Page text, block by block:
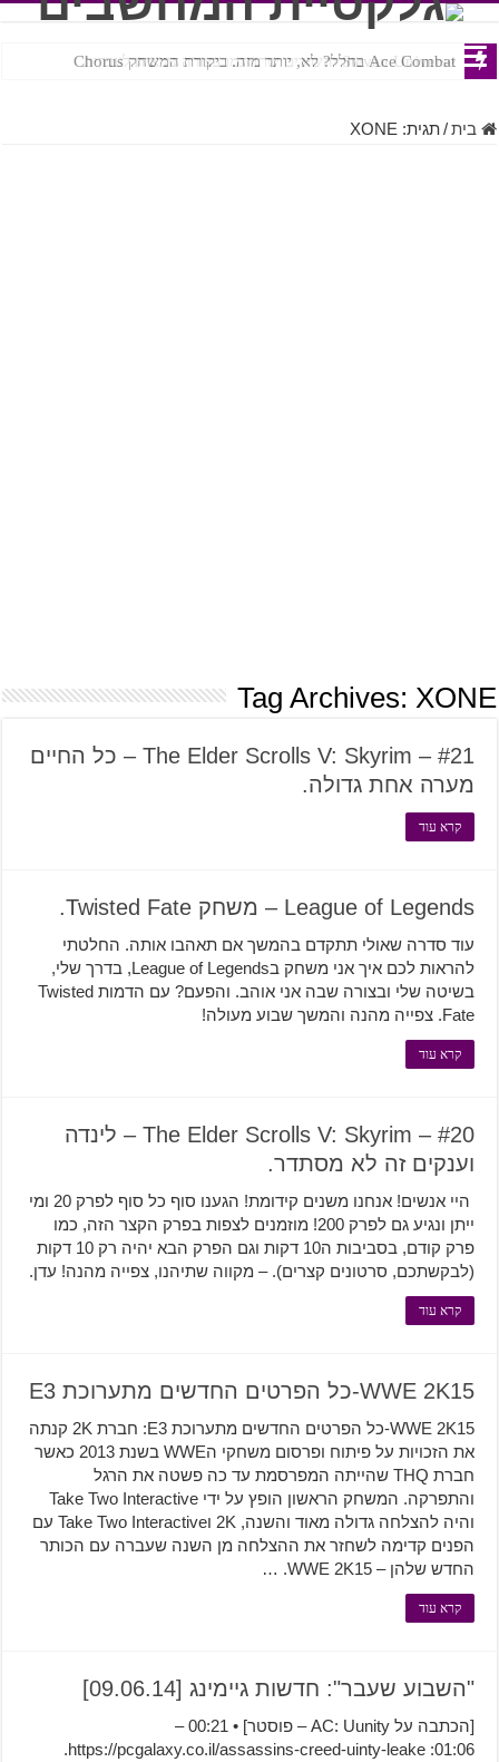
Ace Combat בחלל? לא, יותר מזה. ביקורת המשחק Chorus
Steven Universe והשירים שתורגמו בצורה נוראית לעברית
בית/תגית: XONE
Tag Archives: XONE
The Elder Scrolls V: Skyrim – #21 – כל החיים
מערה אחת גדולה.
קרא עוד
League of Legends – משחק Twisted Fate.
עוד סדרה שאולי תתקדם בהמשך אם תאהבו אותה. החלטתי
להראות לכם איך אני משחק בLeague of Legends, בדרך שלי,
בשיטה שלי ובצורה שבה אני אוהב. והפעם? עם הדמות Twisted
Fate. צפייה מהנה והמשך שבוע מעולה!
קרא עוד
The Elder Scrolls V: Skyrim – #20 – לינדה
וענקים זה לא מסתדר.
היי אנשים! אנחנו משנים קידומת! הגענו סוף כל סוף לפרק 20 ומי
ייתן ונגיע גם לפרק 200! מוזמנים לצפות בפרק הקצר הזה, כמו
פרק קודם, בסביבות ה10 דקות וגם הפרק הבא יהיה רק 10 דקות
(לבקשתכם, סרטונים קצרים). – מקווה שתיהנו, צפייה מהנה! עדן.
קרא עוד
WWE 2K15-כל הפרטים החדשים מתערוכת E3
WWE 2K15-כל הפרטים החדשים מתערוכת E3: חברת 2K קנתה
את הזכויות על פיתוח ופרסום משחקי הWWE בשנת 2013 כאשר
חברת THQ שהייתה המפרסמת עד כה פשטה את הרגל
והתפרקה. המשחק הראשון הופץ על ידי Take Two Interactive
והיה להצלחה גדולה מאוד והשנה, 2K וTake Two Interactive עם
הפנים קדימה לשחזר את ההצלחה מן השנה שעברה עם הכותר
החדש שלהן – WWE 2K15. …
קרא עוד
"השבוע שעבר": חדשות גיימינג [09.06.14]
[הכתבה על AC: Uunity – פוסטר] • 00:21 –
01:06: https://pcgalaxy.co.il/assassins-creed-uinty-leake.